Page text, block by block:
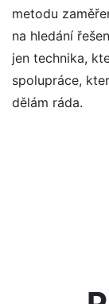
metodu
na hledání
jen technika,
spolupráce,
dělám ráda.